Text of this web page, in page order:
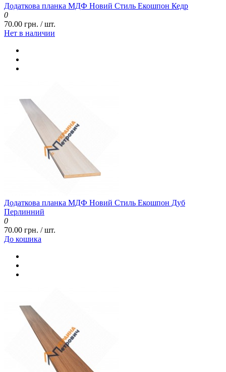
Додаткова планка МДФ Новий Стиль Екошпон Кедр
0
70.00 грн. / шт.
Нет в наличии
Додаткова планка МДФ Новий Стиль Екошпон Дуб
Перлинний
0
70.00 грн. / шт.
До кошика